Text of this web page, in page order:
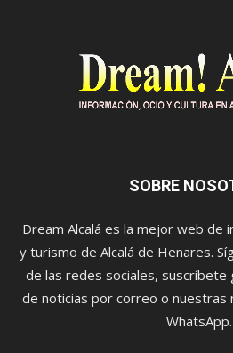
SOBRE
Dream Alcalá es la mejor web de
y turismo de Alcalá de Henares.
de las redes sociales,
de noticias por correo o nuestras
WhatsApp.